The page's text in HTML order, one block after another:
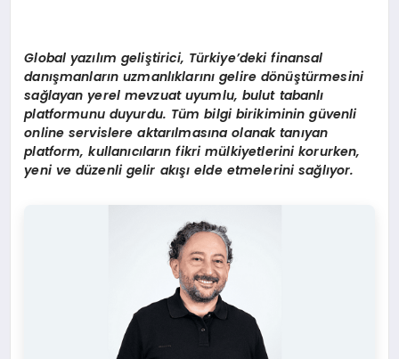
Global yazılım geliştirici, Türkiye’deki finansal
danışmanların uzmanlıklarınıgelire dönüştürmesini
sağlayan yerel mevzuat uyumlu, bulut tabanlı
platformunu duyurdu. Tüm bilgi birikiminin güvenli
online servislere aktarılmasına olanak tanıyan
platform, kullanıcıların fikri mülkiyetlerini korurken,
yeni ve düzenli gelir akışıelde etmelerini sağlıyor.